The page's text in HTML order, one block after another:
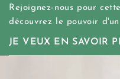
Rejoignez-nous pour
découvrez le pouvoir
JE VEUX EN SAVOIR